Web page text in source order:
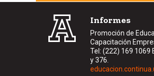
Informes
Promoción de
Capacitación
Tel: (222) 169 1069
y 376.